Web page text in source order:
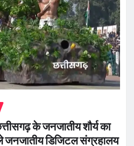
के जनजातीय शौर्य का
जनजातीय डिजिटल संग्रहालय